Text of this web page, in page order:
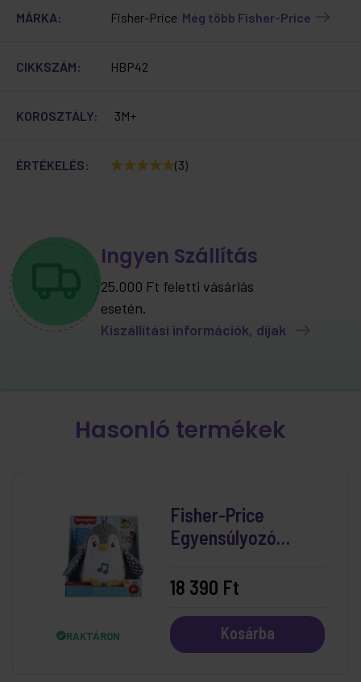
MÁRKA: Fisher-Price Még több Fisher-Price
CIKKSZÁM: HBP42
KOROSZTÁLY: 3M+
ÉRTÉKELÉS: (3)
Ingyen Szállítás
25.000 Ft feletti vásárlás
esetén.
Kiszállítási információk, díjak
Hasonló termékek
RAKTÁRON
Fisher-Price
Egyensúlyozó
18 390 Ft
Kosárba